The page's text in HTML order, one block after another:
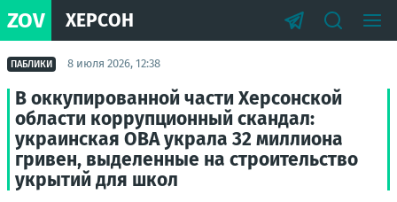
ZOV ХЕРСОН
ПАБЛИКИ 8 июля 2026, 12:38
В оккупированной части Херсонской
области коррупционный скандал:
украинская ОВА украла 32 миллиона
гривен, выделенные на строительство
укрытий для школ